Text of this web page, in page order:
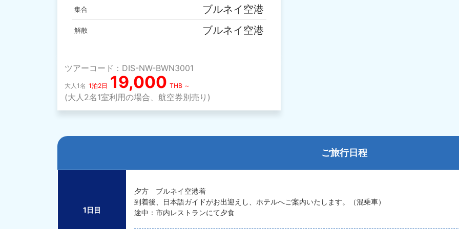
集合 ブルネイ空港
解散 ブルネイ空港
ツアーコード：DIS-NW-BWN3001
大人1名 1泊2日 19,000 THB ～
(大人2名1室利用の場合、航空券別売り)
ご旅行日程
1日目
夕方 ブルネイ空港着
到着後、日本語ガイドがお出迎えし、ホテルへご案内いたします。（混乗車）
途中：市内レストランにて夕食